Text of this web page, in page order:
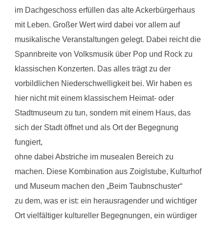
im Dachgeschoss erfüllen das alte Ackerbürgerhaus
mit Leben. Großer Wert wird dabei vor allem auf
musikalische Veranstaltungen gelegt. Dabei reicht die
Spannbreite von Volksmusik über Pop und Rock zu
klassischen Konzerten. Das alles trägt zu der
vorbildlichen Niederschwelligkeit bei. Wir haben es
hier nicht mit einem klassischem Heimat- oder
Stadtmuseum zu tun, sondern mit einem Haus, das
sich der Stadt öffnet und als Ort der Begegnung
fungiert,
ohne dabei Abstriche im musealen Bereich zu
machen. Diese Kombination aus Zoiglstube, Kulturhof
und Museum machen den „Beim Taubnschuster“
zu dem, was er ist: ein herausragender und wichtiger
Ort vielfältiger kultureller Begegnungen, ein würdiger